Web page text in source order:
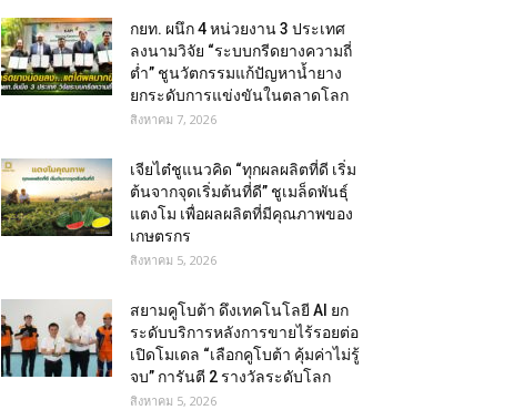
กยท. ผนึก 4 หน่วยงาน 3 ประเทศ
ลงนามวิจัย “ระบบกรีดยางความถี่
ต่ำ” ชูนวัตกรรมแก้ปัญหาน้ำยาง
ยกระดับการแข่งขันในตลาดโลก
สิงหาคม 7, 2026
เจียไต๋ชูแนวคิด “ทุกผลผลิตที่ดี เริ่ม
ต้นจากจุดเริ่มต้นที่ดี” ชูเมล็ดพันธุ์
แตงโม เพื่อผลผลิตที่มีคุณภาพของ
เกษตรกร
สิงหาคม 5, 2026
สยามคูโบต้า ดึงเทคโนโลยี AI ยก
ระดับบริการหลังการขายไร้รอยต่อ
เปิดโมเดล “เลือกคูโบต้า คุ้มค่าไม่รู้
จบ” การันตี 2 รางวัลระดับโลก
สิงหาคม 5, 2026